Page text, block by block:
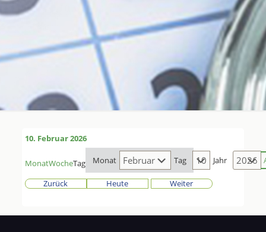
10. Februar 2026
MonatWocheTag Monat Tag Jahr
Zurück Heute Weiter